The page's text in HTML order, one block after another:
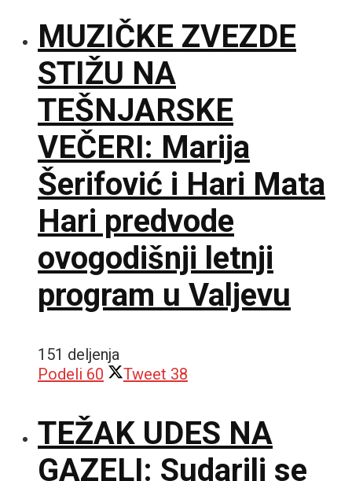
MUZIČKE ZVEZDE
STIŽU NA
TEŠNJARSKE
VEČERI: Marija
Šerifović i Hari Mata
Hari predvode
ovogodišnji letnji
program u Valjevu
151 deljenja
Podeli 60 Tweet 38
TEŽAK UDES NA
GAZELI: Sudarili se